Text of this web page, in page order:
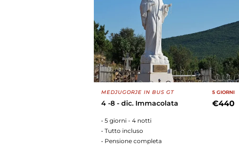
MEDJUGORJE IN BUS GT
4 -8 - dic. Immacolata
5 GIORNI
€440
• 5 giorni - 4 notti
• Tutto incluso
• Pensione completa